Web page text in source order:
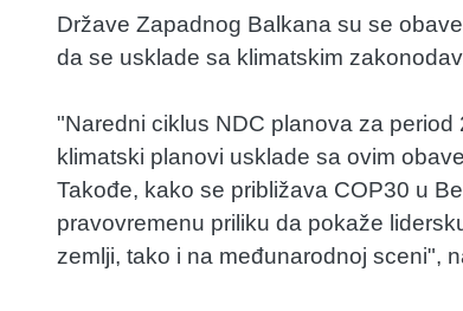
Države Zapadnog Balkana su se
da se usklade sa klimatskim
"Naredni ciklus NDC planova za
klimatski planovi usklade sa ovim
Takođe, kako se približava COP30 u
pravovremenu priliku da pokaže
zemlji, tako i na međunarodnoj sceni",